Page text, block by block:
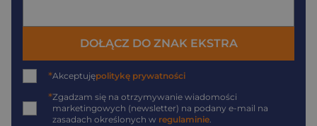
DOŁĄCZ DO ZNAK EKSTRA
*Akceptujępolitykę prywatności
*Zgadzam się na otrzymywanie wiadomości
marketingowych (newsletter) na podany e-mail na
zasadach określonych w regulaminie.